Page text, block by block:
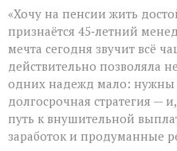
«Хочу на пенсии жить
признаётся 45‑летний
мечта сегодня звучит всё
действительно позволяла
одних надежд мало: нужны
долгосрочная стратегия —
путь к внушительной
заработок и продуманные